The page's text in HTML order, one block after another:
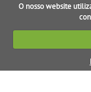
O nosso website